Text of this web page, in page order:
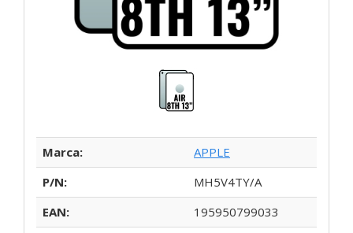
Marca:
APPLE
P/N:
MH5V4TY/A
EAN:
195950799033